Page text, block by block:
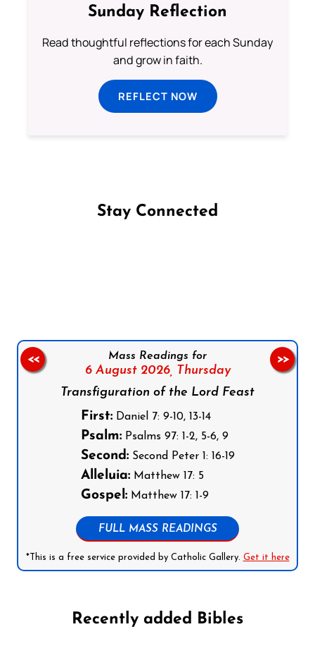
Sunday Reflection
Read thoughtful reflections for each Sunday
and grow in faith.
REFLECT NOW
Stay Connected
Mass Readings for
6 August 2026, Thursday
Transfiguration of the Lord Feast
First:Daniel 7: 9-10, 13-14
Psalm:Psalms 97: 1-2, 5-6, 9
Second:Second Peter 1: 16-19
Alleluia:Matthew 17: 5
Gospel:Matthew 17: 1-9
FULL MASS READINGS
*This is a free service provided by Catholic Gallery. Get it here
<< >>
Recently added Bibles